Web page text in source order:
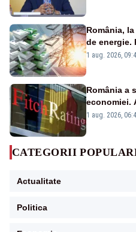
România,
de energie.
Analiză
1 aug. 2026,
România a
economiei.
„BBB-” cu
1 aug. 2026,
CATEGORII
Actualitate
Politica